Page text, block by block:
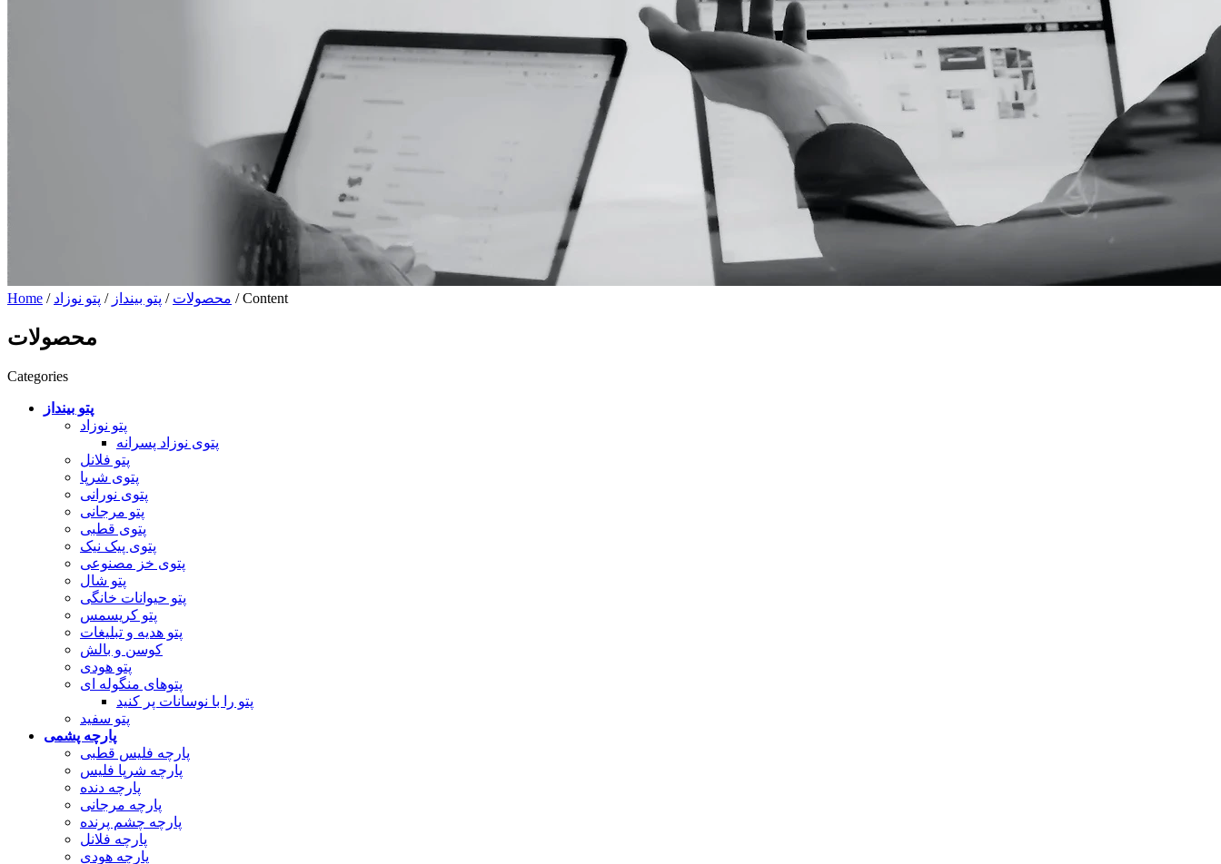
Home / محصولات / پتو بینداز / پتو نوزاد / Content
محصولات
Categories
پتو بینداز
پتو نوزاد
پتوی نوزاد پسرانه
پتو فلانل
پتوی شرپا
پتوی نورانی
پتو مرجانی
پتوی قطبی
پتوی پیک نیک
پتوی خز مصنوعی
پتو شال
پتو حیوانات خانگی
پتو کریسمس
پتو هدیه و تبلیغات
کوسن و بالش
پتو هودی
پتوهای منگوله ای
پتو را با نوسانات پر کنید
پتو سفید
پارچه پشمی
پارچه فلیس قطبی
پارچه شرپا فلیس
پارچه دنده
پارچه مرجانی
پارچه چشم پرنده
پارچه فلانل
پارچه هودی